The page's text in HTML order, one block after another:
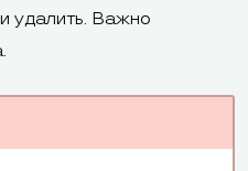
удалить. Важно